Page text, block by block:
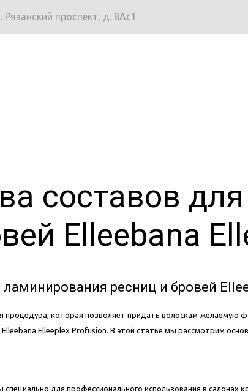
Рязанский проспект, д. 8Ас1
составов
Elleebana
ресниц и бровей
процедура, которая позволяет придать волоскам
Elleeplex Profusion. В этой статье мы рассмотрим
для профессионального использования в